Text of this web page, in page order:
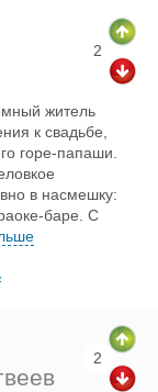
2
житель
к свадьбе,
горе-папаши.
в насмешку:
баре. С
2